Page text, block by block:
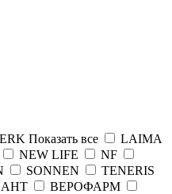
Показать все
LAIMA
NEW LIFE
NF
SONNEN
TENERIS
ВЕРОФАРМ